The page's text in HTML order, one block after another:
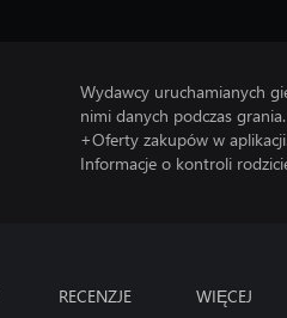
Wydawcy uruchamianych
nimi danych podczas grania.
+Oferty zakupów w aplikacji.
Informacje o kontroli
RECENZJE WIĘCEJ